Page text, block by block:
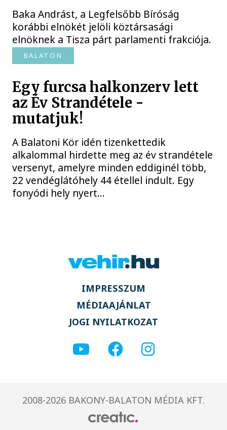
Baka Andrást, a Legfelsőbb Bíróság
korábbi elnökét jelöli köztársasági
elnöknek a Tisza párt parlamenti frakciója.
BALATON
Egy furcsa halkonzerv lett
az Év Strandétele -
mutatjuk!
A Balatoni Kör idén tizenkettedik
alkalommal hirdette meg az év strandétele
versenyt, amelyre minden eddiginél több,
22 vendéglátóhely 44 étellel indult. Egy
fonyódi hely nyert...
IMPRESSZUM
MÉDIAAJÁNLAT
JOGI NYILATKOZAT
2008-2026 BAKONY-BALATON MÉDIA KFT.